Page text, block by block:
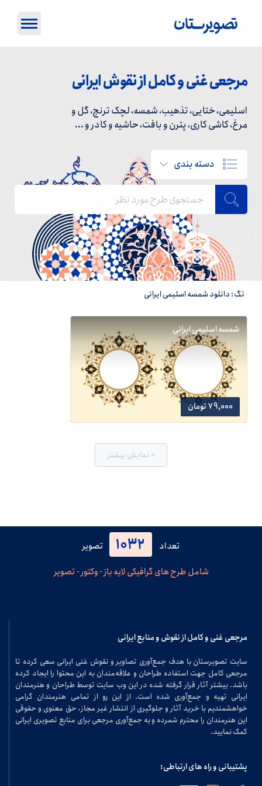
مرجعی غنی و کامل از نقوش ایرانی
اسلیمی، ختایی، تذهیب، شمسه، لچک ترنج، گل و
مرغ، کاشی کاری، پترن و بافت، حاشیه و کادر و ...
دسته بندی
تگ: دانلود شمسه اسلیمی ایرانی
شمسه اسلیمی ایرانی
79,000 تومان
+ نمایش بیشتر
تعداد 1032
تصویر
شامل طرح های گرافیکی لایه باز - وکتور - تصویر
مرجعی غنی و کامل از نقوش و منابع ایرانی
سایت تصویرستان با هدف جمع‌آوری تصاویر و نقوش غنی ایرانی سعی کرده تا
مرجعی کامل جهت استفاده طراحان و علاقه‌مندان به این محتوا را ایجاد کرده
باشد. بیشتر آثار قرار گرفته شده در این وب سایت توسط طراحان و هنرمندان
ایرانی تهیه و جمع‌آوری شده است. از این رو از تمامی هنرمندان گرامی
خواهشمندیم با خرید آثار و جلوگیری از انتشار غیر مجاز، حق معنوی و حقوقی
این هنرمندان را محترم شمرده و به جمع‌آوری مرجعی برای منابع تصویری ایرانی
کمک نمایید.
پشتیبانی و راه های ارتباطی: